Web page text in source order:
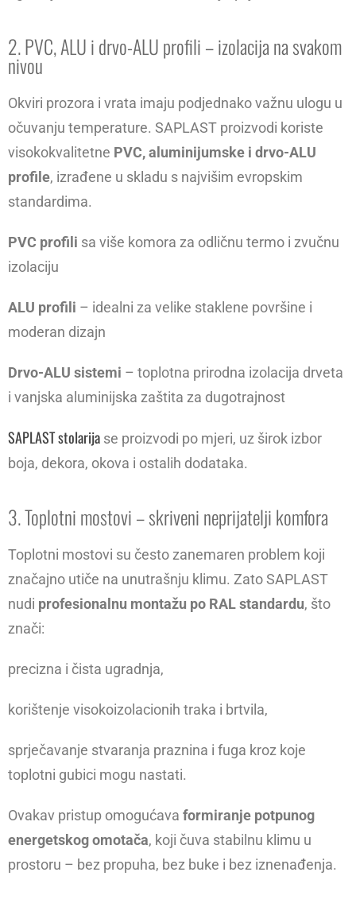
2. PVC, ALU i drvo-ALU profili – izolacija na svakom
nivou
Okviri prozora i vrata imaju podjednako važnu ulogu u
očuvanju temperature. SAPLAST proizvodi koriste
visokokvalitetne PVC, aluminijumske i drvo-ALU
profile, izrađene u skladu s najvišim evropskim
standardima.
PVC profili sa više komora za odličnu termo i zvučnu
izolaciju
ALU profili – idealni za velike staklene površine i
moderan dizajn
Drvo-ALU sistemi – toplotna prirodna izolacija drveta
i vanjska aluminijska zaštita za dugotrajnost
SAPLAST stolarija se proizvodi po mjeri, uz širok izbor
boja, dekora, okova i ostalih dodataka.
3. Toplotni mostovi – skriveni neprijatelji komfora
Toplotni mostovi su često zanemaren problem koji
značajno utiče na unutrašnju klimu. Zato SAPLAST
nudi profesionalnu montažu po RAL standardu, što
znači:
precizna i čista ugradnja,
korištenje visokoizolacionih traka i brtvila,
sprječavanje stvaranja praznina i fuga kroz koje
toplotni gubici mogu nastati.
Ovakav pristup omogućava formiranje potpunog
energetskog omotača, koji čuva stabilnu klimu u
prostoru – bez propuha, bez buke i bez iznenađenja.